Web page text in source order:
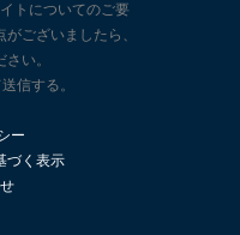
トについてのご要
ございましたら、
い。
信する。
ー
づく表示